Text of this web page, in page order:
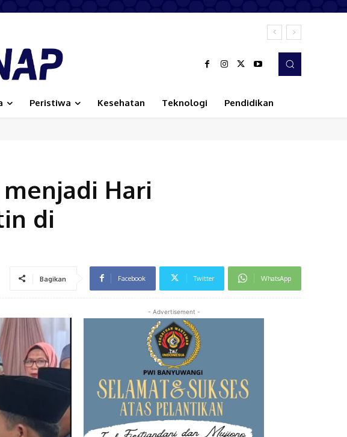
Peristiwa Kesehatan Teknologi Pendidikan
Hari
di
Bagikan Facebook Twitter WhatsApp
- Advertisement -